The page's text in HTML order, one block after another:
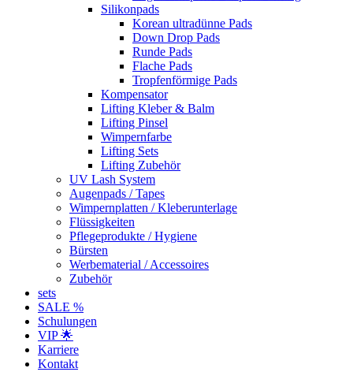
Silikonpads
Korean ultradünne Pads
Down Drop Pads
Runde Pads
Flache Pads
Tropfenförmige Pads
Kompensator
Lifting Kleber & Balm
Lifting Pinsel
Wimpernfarbe
Lifting Sets
Lifting Zubehör
UV Lash System
Augenpads / Tapes
Wimpernplatten / Kleberunterlage
Flüssigkeiten
Pflegeprodukte / Hygiene
Bürsten
Werbematerial / Accessoires
Zubehör
sets
SALE %
Schulungen
VIP 🌟
Karriere
Kontakt